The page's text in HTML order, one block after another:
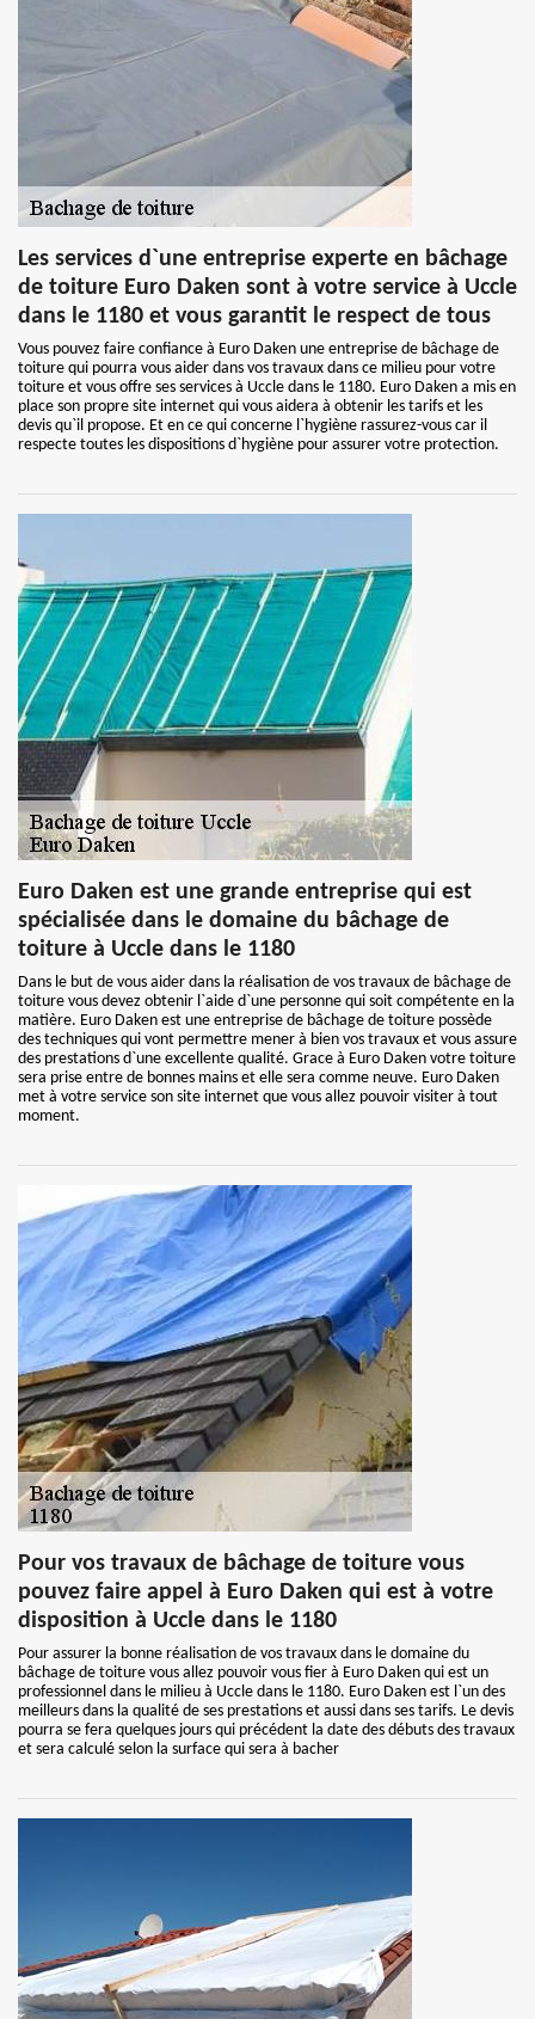
Les services d`une entreprise experte en bâchage
de toiture Euro Daken sont à votre service à Uccle
dans le 1180 et vous garantit le respect de tous
Vous pouvez faire confiance à Euro Daken une entreprise de bâchage de
toiture qui pourra vous aider dans vos travaux dans ce milieu pour votre
toiture et vous offre ses services à Uccle dans le 1180. Euro Daken a mis en
place son propre site internet qui vous aidera à obtenir les tarifs et les
devis qu`il propose. Et en ce qui concerne l`hygiène rassurez-vous car il
respecte toutes les dispositions d`hygiène pour assurer votre protection.
Euro Daken est une grande entreprise qui est
spécialisée dans le domaine du bâchage de
toiture à Uccle dans le 1180
Dans le but de vous aider dans la réalisation de vos travaux de bâchage de
toiture vous devez obtenir l`aide d`une personne qui soit compétente en la
matière. Euro Daken est une entreprise de bâchage de toiture possède
des techniques qui vont permettre mener à bien vos travaux et vous assure
des prestations d`une excellente qualité. Grace à Euro Daken votre toiture
sera prise entre de bonnes mains et elle sera comme neuve. Euro Daken
met à votre service son site internet que vous allez pouvoir visiter à tout
moment.
Pour vos travaux de bâchage de toiture vous
pouvez faire appel à Euro Daken qui est à votre
disposition à Uccle dans le 1180
Pour assurer la bonne réalisation de vos travaux dans le domaine du
bâchage de toiture vous allez pouvoir vous fier à Euro Daken qui est un
professionnel dans le milieu à Uccle dans le 1180. Euro Daken est l`un des
meilleurs dans la qualité de ses prestations et aussi dans ses tarifs. Le devis
pourra se fera quelques jours qui précédent la date des débuts des travaux
et sera calculé selon la surface qui sera à bacher